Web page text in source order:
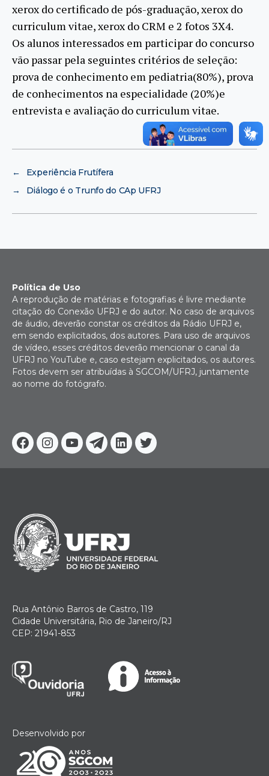
xerox do certificado de pós-graduação, xerox do
curriculum vitae, xerox do CRM e 2 fotos 3X4.
Os alunos interessados em participar do concurso
vão passar pela seguintes critérios de seleção:
prova de conhecimento em pediatria(80%), prova
de conhecimentos na especialidade (20%)e
entrevista e avaliação do curriculum vitae.
←
Experiência Frutífera
→
Diálogo é o Trunfo do CAp UFRJ
Facebook
Instagram
YoutubeTelegram
Linkedin
Twitter
Política de Uso
A reprodução de matérias e fotografias é livre mediante
citação do Conexão UFRJ e do autor. No caso de arquivos
de áudio, deverão constar os créditos da Rádio UFRJ e,
em sendo explicitados, dos autores. Para uso de arquivos
de vídeo, esses créditos deverão mencionar o canal da
UFRJ no YouTube e, caso estejam explicitados, os autores.
Fotos devem ser atribuídas à SGCOM/UFRJ, juntamente
ao nome do fotógrafo.
Rua Antônio Barros de Castro, 119
Cidade Universitária, Rio de Janeiro/RJ
CEP: 21941-853
Desenvolvido por